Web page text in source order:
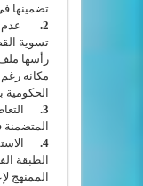
تضمينها
2.
عدم
تسوية
رأسها ملف
مكانه
الحكومية
3.
المتضمنة في
4.
الطبقة
الممنهج